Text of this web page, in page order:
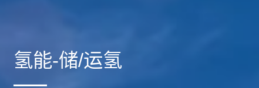
氢能-储/运氢